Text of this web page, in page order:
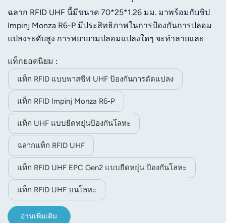
70*25*1.26 มม. ความถี่ 860-960 MHz
RFID UHF พร้อมชิป Impinj Monza R6-
P
ฉลาก RFID UHF นี้มีขนาด 70*25*1.26 มม. มาพร้อมกับชิป
Impinj Monza R6-P มีประสิทธิภาพในการป้องกันการปลอม
แปลงระดับสูง การพยายามปลอมแปลงใดๆ จะทำลายและ
โดยไม่ได้รับอนุญาตได้อย่างมีประสิทธิภาพ มีความยืดหยุ่นสูง
สามารถพิมพ์ได้ เข้ากันได้กับเครื่องพิมพ์ฉลาก และรองรับ
การพิมพ์โลโก้หรือบาร์โค้ดแบบกำหนดเองเพื่อตอบสนอง
ความต้องการใช้งานที่หลากหลาย
แท็กยอดนิยม :
แท็ก RFID แบบพาสซีฟ UHF ป้องกันการดัดแปลง
แท็ก RFID Impinj Monza R6-P
แท็ก UHF แบบยืดหยุ่นป้องกันโลหะ
ฉลากแท็ก RFID UHF
แท็ก RFID UHF EPC Gen2 แบบยืดหยุ่น ป้องกันโลหะ
แท็ก RFID UHF บนโลหะ
อ่านเพิ่มเติม